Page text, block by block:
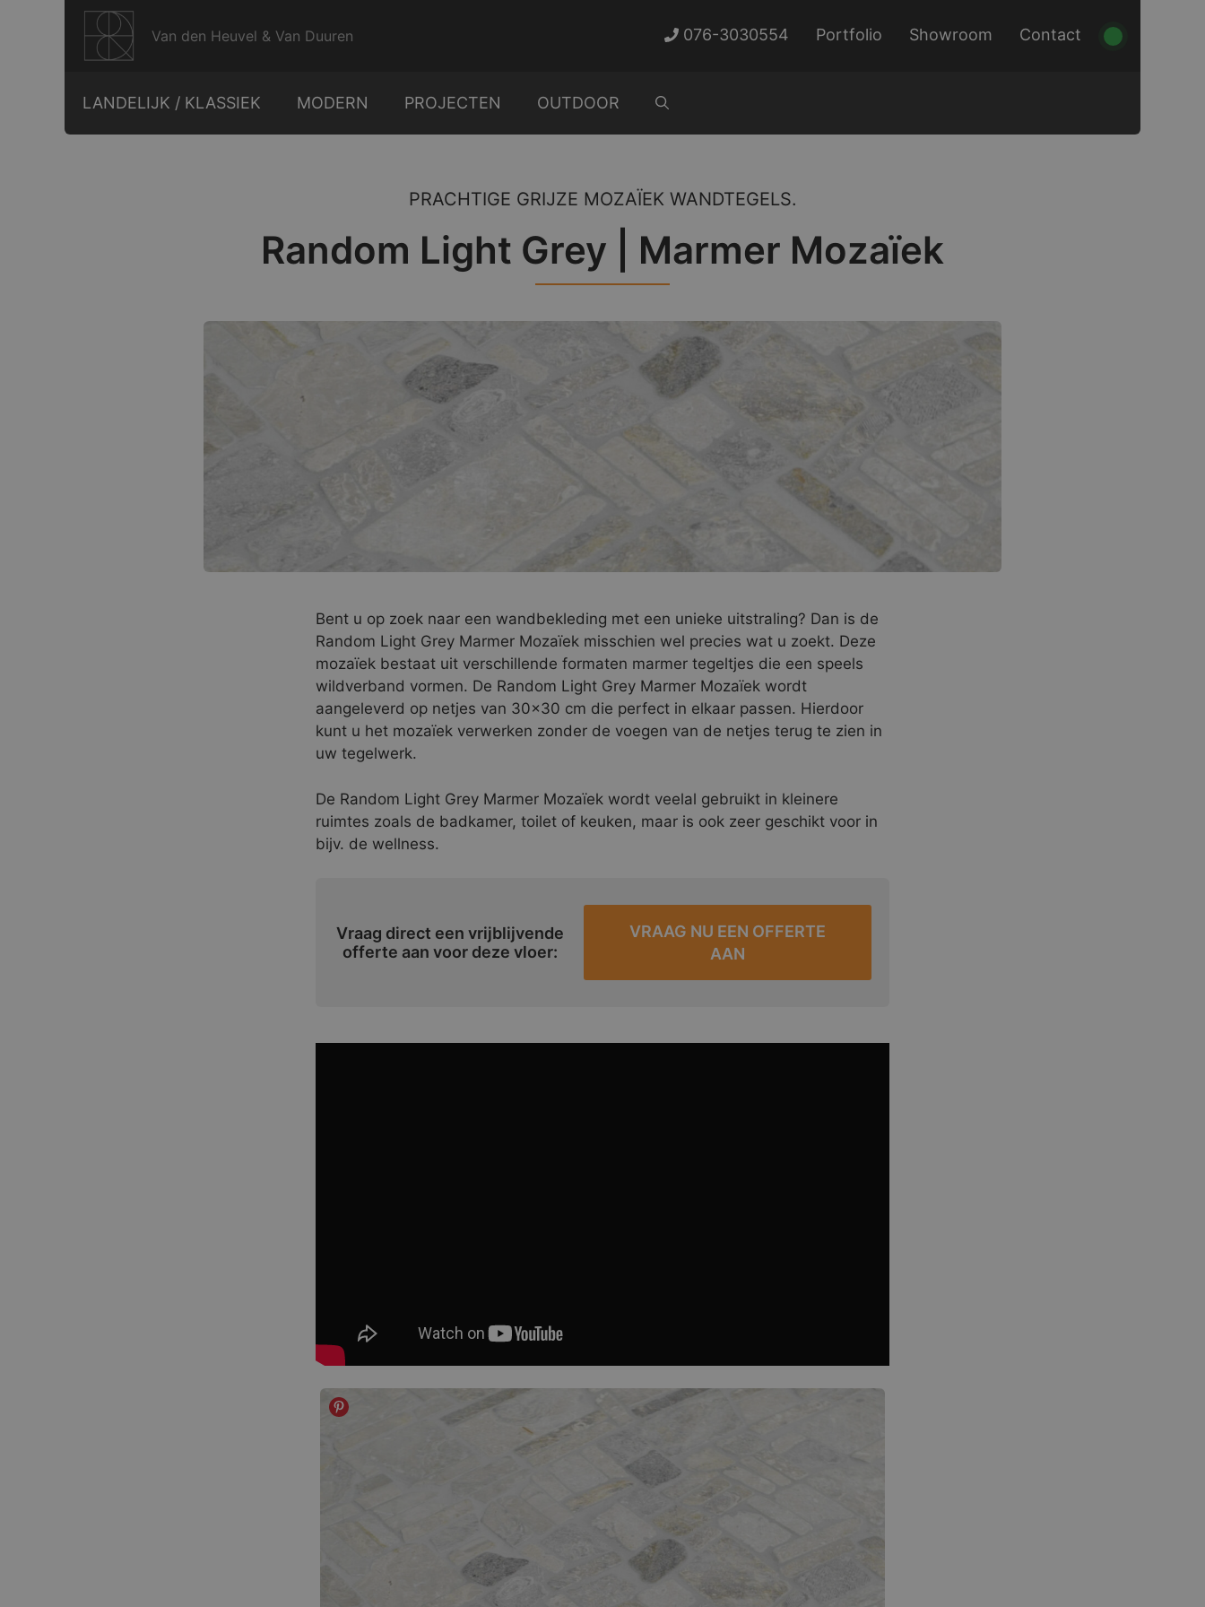
Van den Heuvel & Van Duuren 076-3030554 Portfolio Showroom Contact
LANDELIJK / KLASSIEK MODERN PROJECTEN OUTDOOR
PRACHTIGE GRIJZE MOZAÏEK WANDTEGELS.
Random Light Grey | Marmer Mozaïek
Bent u op zoek naar een wandbekleding met een unieke uitstraling? Dan is de
Random Light Grey Marmer Mozaïek misschien wel precies wat u zoekt. Deze
mozaïek bestaat uit verschillende formaten marmer tegeltjes die een speels
wildverband vormen. De Random Light Grey Marmer Mozaïek wordt
aangeleverd op netjes van 30×30 cm die perfect in elkaar passen. Hierdoor
kunt u het mozaïek verwerken zonder de voegen van de netjes terug te zien in
uw tegelwerk.
De Random Light Grey Marmer Mozaïek wordt veelal gebruikt in kleinere
ruimtes zoals de badkamer, toilet of keuken, maar is ook zeer geschikt voor in
bijv. de wellness.
Vraag direct een vrijblijvende
offerte aan voor deze vloer:
VRAAG NU EEN OFFERTE
AAN